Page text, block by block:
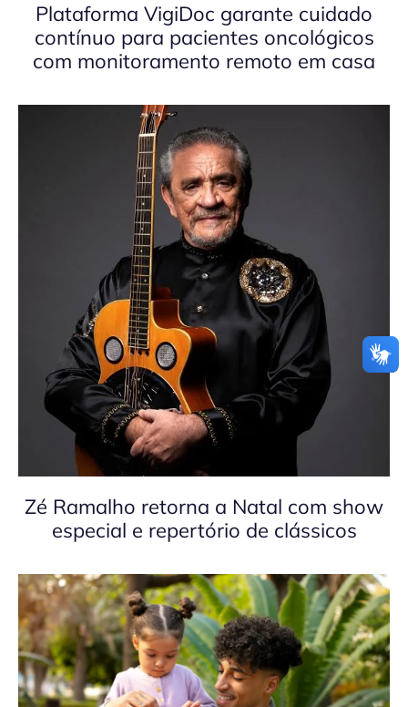
Plataforma VigiDoc garante cuidado
contínuo para pacientes oncológicos
com monitoramento remoto em casa
Zé Ramalho retorna a Natal com show
especial e repertório de clássicos